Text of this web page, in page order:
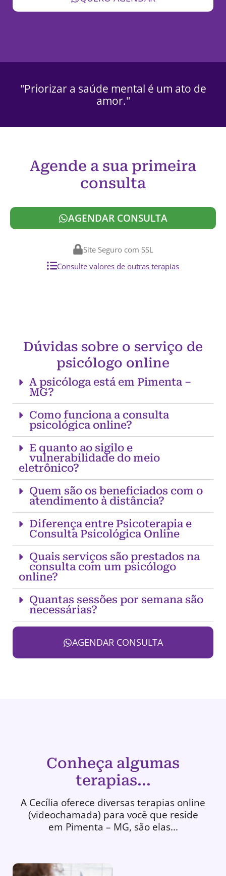
"Priorizar a saúde mental é um ato de
amor."
Agende a sua primeira
consulta
AGENDAR CONSULTA
Site Seguro com SSL
Consulte valores de outras terapias
Dúvidas sobre o serviço de
psicólogo online
A psicóloga está em Pimenta –
MG?
Como funciona a consulta
psicológica online?
E quanto ao sigilo e
vulnerabilidade do meio
eletrônico?
Quem são os beneficiados com o
atendimento à distância?
Diferença entre Psicoterapia e
Consulta Psicológica Online
Quais serviços são prestados na
consulta com um psicólogo
online?
Quantas sessões por semana são
necessárias?
AGENDAR CONSULTA
Conheça algumas
terapias...
A Cecília oferece diversas terapias online
(videochamada) para você que reside
em Pimenta – MG, são elas...